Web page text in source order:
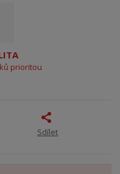
prioritou
Sdílet